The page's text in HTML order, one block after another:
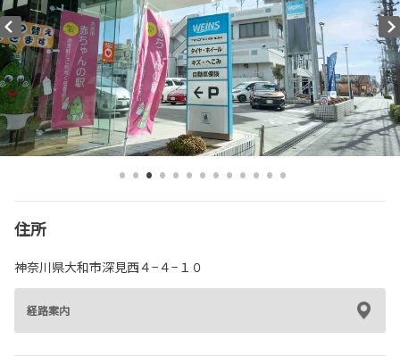
企業情報
採用情報
法人のお客様
各種予約
事故・故障受付センター
[受付]24時間,365日対応
0800-080-5365
住所
神奈川県大和市深見西４−４−１０
経路案内